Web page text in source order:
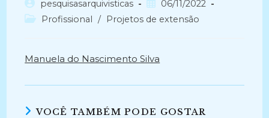
Autor
do
pesquisasarquivisticas
Post
publicado:
06/11/2022
Categoria
Profissional / Projetos de extensão
Manuela do Nascimento Silva
VOCÊ TAMBÉM PODE GOSTAR